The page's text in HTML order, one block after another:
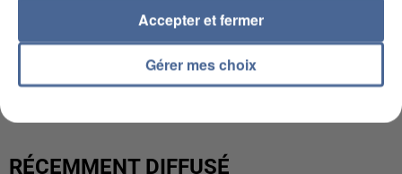
L’UN DES FONDATEURS SUPPOSÉS DE LA DZ
MAFIA INTERPELLÉ EN ALGÉRIE
RÉCEMMENT DIFFUSÉ
Gérer mes choix
Accepter et fermer